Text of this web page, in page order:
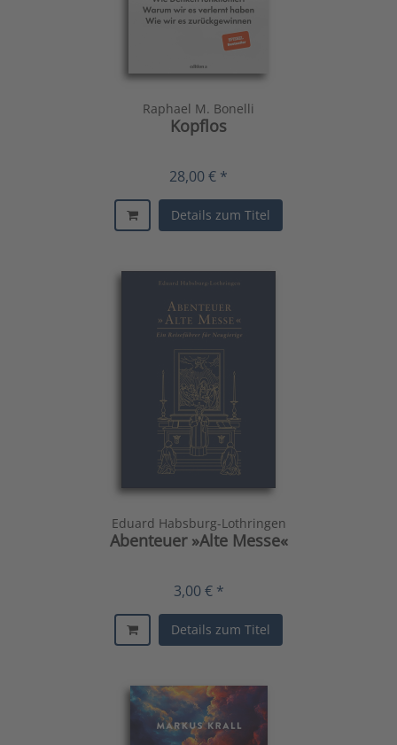
Raphael M. Bonelli
Kopflos
28,00 € *
Details zum Titel
Eduard Habsburg-Lothringen
Abenteuer »Alte Messe«
3,00 € *
Details zum Titel